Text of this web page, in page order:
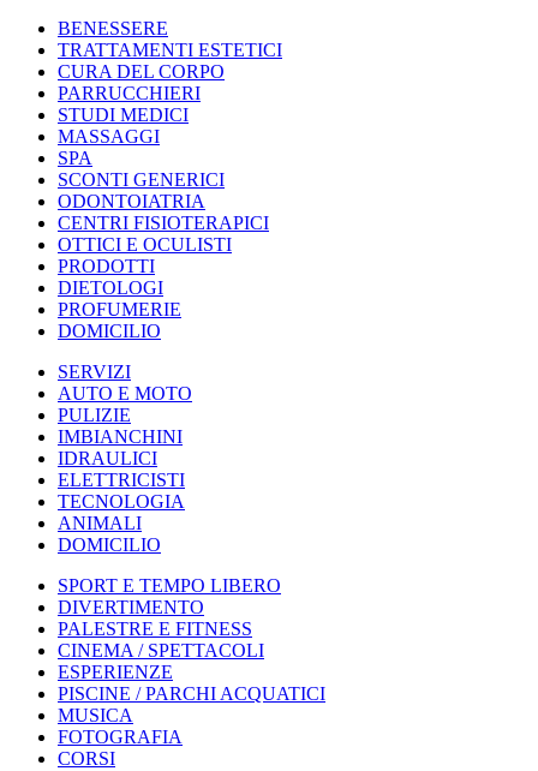
BENESSERE
TRATTAMENTI ESTETICI
CURA DEL CORPO
PARRUCCHIERI
STUDI MEDICI
MASSAGGI
SPA
SCONTI GENERICI
ODONTOIATRIA
CENTRI FISIOTERAPICI
OTTICI E OCULISTI
PRODOTTI
DIETOLOGI
PROFUMERIE
DOMICILIO
SERVIZI
AUTO E MOTO
PULIZIE
IMBIANCHINI
IDRAULICI
ELETTRICISTI
TECNOLOGIA
ANIMALI
DOMICILIO
SPORT E TEMPO LIBERO
DIVERTIMENTO
PALESTRE E FITNESS
CINEMA / SPETTACOLI
ESPERIENZE
PISCINE / PARCHI ACQUATICI
MUSICA
FOTOGRAFIA
CORSI